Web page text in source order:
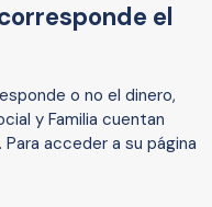
el
o no el dinero,
y Familia cuentan
. Para acceder a su página